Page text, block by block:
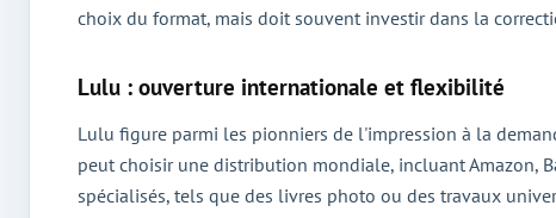
choix du format, mais doit souvent investir dans la
Lulu : ouverture internationale et flexibilité
Lulu figure parmi les pionniers de l'impression à la
peut choisir une distribution mondiale, incluant Amazon,
spécialisés, tels que des livres photo ou des travaux